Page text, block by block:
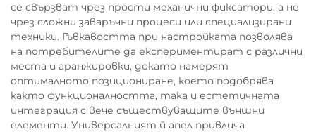
се свързват чрез прости механични фиксатори, а не
чрез сложни заваръчни процеси или специализирани
техники. Гъвкавостта при настройката позволява
на потребителите да експериментират с различни
места и аранжировки, докато намерят
оптималното позициониране, което подобрява
както функционалността, така и естетичната
интеграция с вече съществуващите външни
елементи. Универсалният й апел привлича